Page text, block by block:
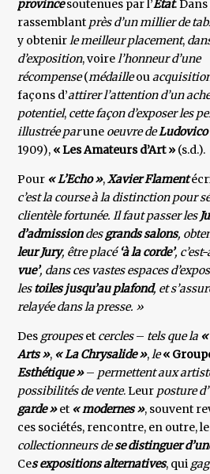
provincesoutenues par l’État.
rassemblant près d’un millier de
y obtenirle meilleur placement,
d’exposition, voirel’honneur d’une
récompense(médailleou
façons d’attirer l’attention d’un
potentiel, cette façon d’exposer les
illustrée parune oeuvre de
1909), « Les Amateurs d’Art » (s.d.).
Pour « L’Echo »,Xavier Flament
c’est la course à la distinction pour
clientèle fortunée. Il faut passer les
d’admissiondesgrands salons,
leur Jury, être placé ‘à la corde’,
vue’, dans ces vastes espaces
lestoiles jusqu’au plafond, et
relayée dans la presse. »
Des groupeset cercles– tels que la
Arts », « La Chrysalide »,le«
Esthétique »– permettent aux
possibilités de vente. Leur posture
garde »et « modernes », souvent
ces sociétés, rencontre, en outre, le
collectionneurs dese distinguer
Ces expositions alternatives, qui